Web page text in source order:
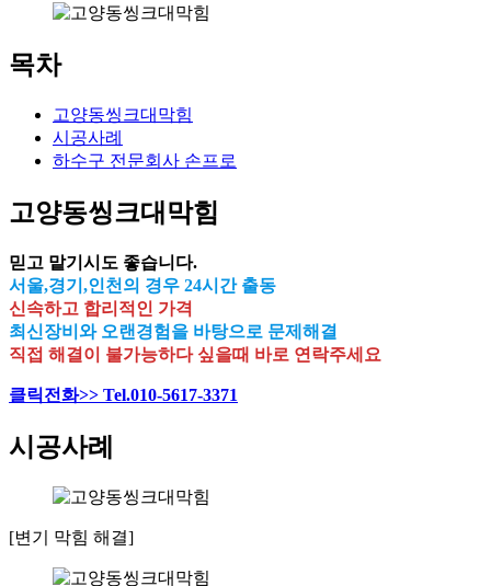
목차
고양동씽크대막힘
시공사례
하수구 전문회사 손프로
고양동씽크대막힘
믿고 맡기시도 좋습니다.
서울,경기,인천의 경우 24시간 출동
신속하고 합리적인 가격
최신장비와 오랜경험을 바탕으로 문제해결
직접 해결이 불가능하다 싶을때 바로 연락주세요
클릭전화>> Tel.010-5617-3371
시공사례
[변기 막힘 해결]